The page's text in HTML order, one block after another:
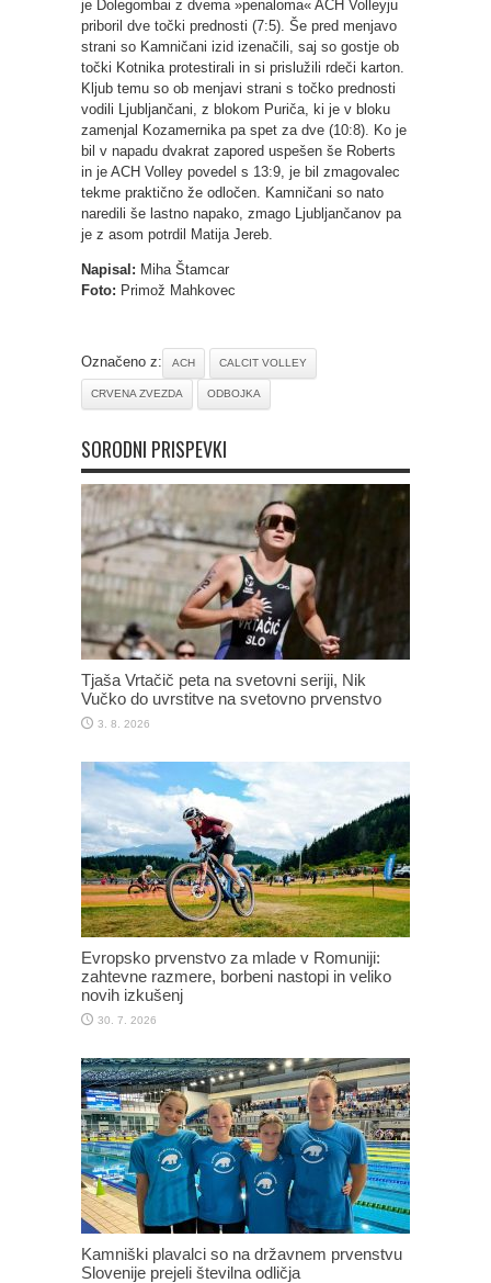
je Dolegombai z dvema »penaloma« ACH Volleyju
priboril dve točki prednosti (7:5). Še pred menjavo
strani so Kamničani izid izenačili, saj so gostje ob
točki Kotnika protestirali in si prislužili rdeči karton.
Kljub temu so ob menjavi strani s točko prednosti
vodili Ljubljančani, z blokom Puriča, ki je v bloku
zamenjal Kozamernika pa spet za dve (10:8). Ko je
bil v napadu dvakrat zapored uspešen še Roberts
in je ACH Volley povedel s 13:9, je bil zmagovalec
tekme praktično že odločen. Kamničani so nato
naredili še lastno napako, zmago Ljubljančanov pa
je z asom potrdil Matija Jereb.
Napisal: Miha Štamcar
Foto: Primož Mahkovec
Označeno z: ACH CALCIT VOLLEY
CRVENA ZVEZDA ODBOJKA
SORODNI PRISPEVKI
Tjaša Vrtačič peta na svetovni seriji, Nik
Vučko do uvrstitve na svetovno prvenstvo
3. 8. 2026
Evropsko prvenstvo za mlade v Romuniji:
zahtevne razmere, borbeni nastopi in veliko
novih izkušenj
30. 7. 2026
Kamniški plavalci so na državnem prvenstvu
Slovenije prejeli številna odličja